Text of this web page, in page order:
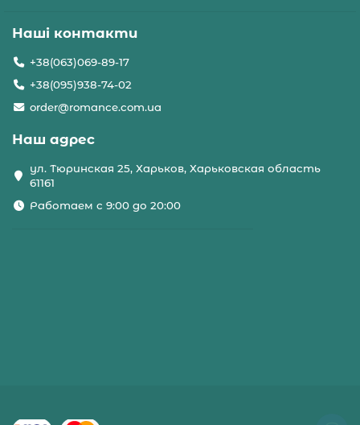
Наші контакти
+38(063)069-89-17
+38(095)938-74-02
order@romance.com.ua
Наш адрес
ул. Тюринская 25, Харьков, Харьковская область
61161
Работаем с 9:00 до 20:00